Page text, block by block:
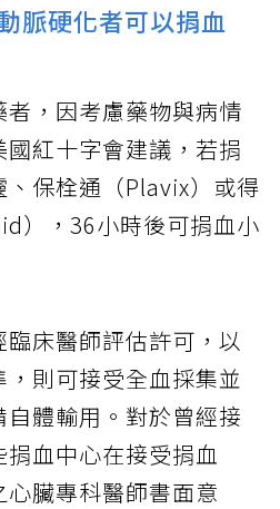
脈硬化者可以捐血
，因考慮藥物與病情
紅十字會建議，若捐
、保栓通（Plavix）或得
），36小時後可捐血小
床醫師評估許可，以
則可接受全血採集並
體輸用。對於曾經接
血中心在接受捐血
臟專科醫師書面意